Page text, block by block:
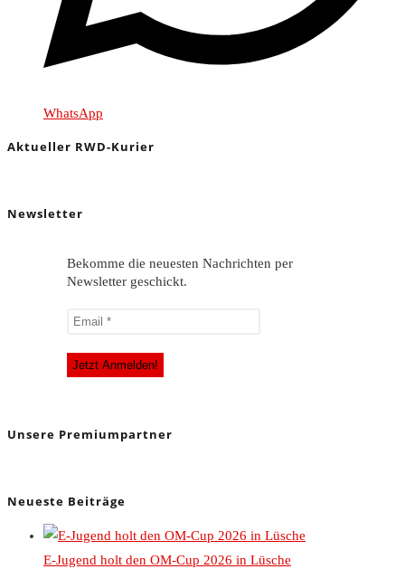
WhatsApp
Aktueller RWD-Kurier
Newsletter
Bekomme die neuesten Nachrichten per
Newsletter geschickt.
Unsere Premiumpartner
Neueste Beiträge
E-Jugend holt den OM-Cup 2026 in Lüsche